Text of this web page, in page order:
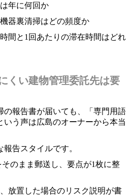
年に何回か
器裏清掃はどの頻度か
間と1回あたりの滞在時間はどれ
くい建物管理委託先は要
の報告書が届いても、「専門用語
いう声は広島のオーナーから本当
告スタイルです。
のまま郵送し、要点が1枚に整
放置した場合のリスク説明が書